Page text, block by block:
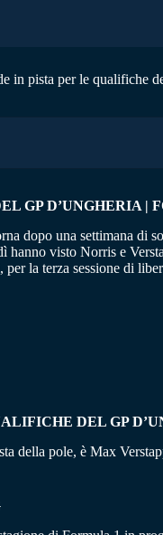
in pista per le
GP D’UNGHERIA |
dopo una settimana di
hanno visto Norris e
la terza sessione di
DEL GP
della pole, è Max